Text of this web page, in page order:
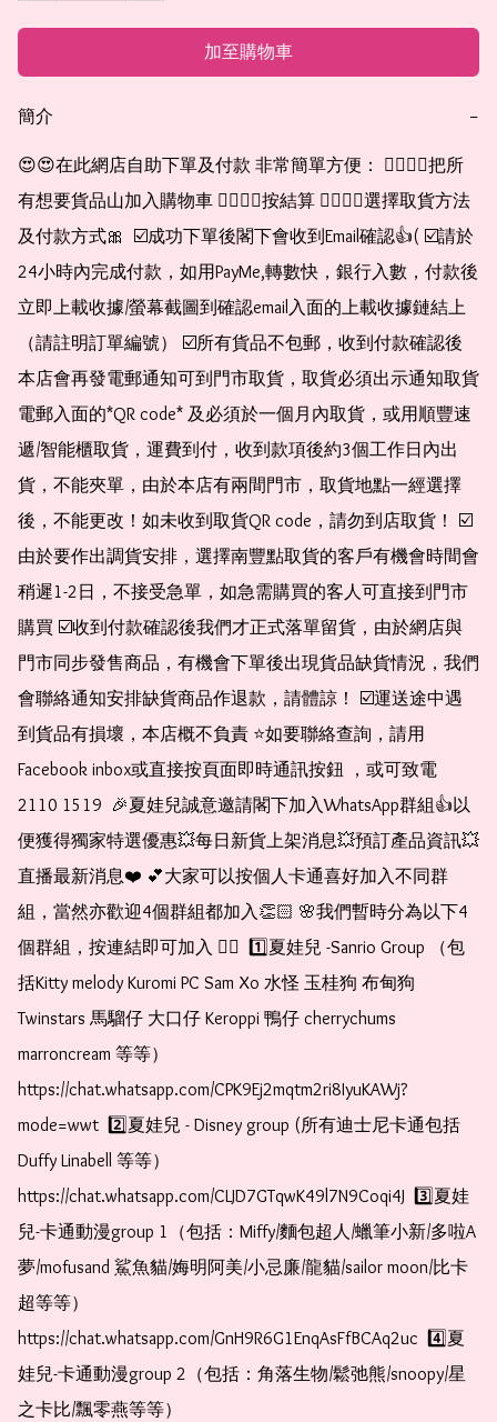
加至購物車
簡介 −
😍😍在此網店自助下單及付款 非常簡單方便： 👉🏻👉🏻把所
有想要貨品山加入購物車 👉🏻👉🏻按結算 👉🏻👉🏻選擇取貨方法
及付款方式🎀  ☑️成功下單後閣下會收到Email確認👍( ☑️請於
24小時內完成付款，如用PayMe,轉數快，銀行入數，付款後
立即上載收據/螢幕截圖到確認email入面的上載收據鏈結上
（請註明訂單編號） ☑️所有貨品不包郵，收到付款確認後
本店會再發電郵通知可到門市取貨，取貨必須出示通知取貨
電郵入面的*QR code* 及必須於一個月內取貨，或用順豐速
遞/智能櫃取貨，運費到付，收到款項後約3個工作日內出
貨，不能夾單，由於本店有兩間門市，取貨地點一經選擇
後，不能更改！如未收到取貨QR code，請勿到店取貨！ ☑️
由於要作出調貨安排，選擇南豐點取貨的客戶有機會時間會
稍遲1-2日，不接受急單，如急需購買的客人可直接到門市
購買 ☑️收到付款確認後我們才正式落單留貨，由於網店與
門市同步發售商品，有機會下單後出現貨品缺貨情況，我們
會聯絡通知安排缺貨商品作退款，請體諒！ ☑️運送途中遇
到貨品有損壞，本店概不負責 ⭐️如要聯絡查詢，請用
Facebook inbox或直接按頁面即時通訊按鈕 ，或可致電
2110 1519  🎉夏娃兒誠意邀請閣下加入WhatsApp群組👍以
便獲得獨家特選優惠💥每日新貨上架消息💥預訂產品資訊💥
直播最新消息❤️ 💕大家可以按個人卡通喜好加入不同群
組，當然亦歡迎4個群組都加入👏🏻 🌸我們暫時分為以下4
個群組，按連結即可加入 👇🏻  1️⃣夏娃兒 -Sanrio Group （包
括Kitty melody Kuromi PC Sam Xo 水怪 玉桂狗 布甸狗
Twinstars 馬騮仔 大口仔 Keroppi 鴨仔 cherrychums
marroncream 等等）
https://chat.whatsapp.com/CPK9Ej2mqtm2ri8IyuKAWj?
mode=wwt  2️⃣夏娃兒 - Disney group (所有迪士尼卡通包括
Duffy Linabell 等等）
https://chat.whatsapp.com/CLJD7GTqwK49l7N9Coqi4J  3️⃣夏娃
兒-卡通動漫group 1（包括：Miffy/麵包超人/蠟筆小新/多啦A
夢/mofusand 鯊魚貓/娒明阿美/小忌廉/龍貓/sailor moon/比卡
超等等）
https://chat.whatsapp.com/GnH9R6G1EnqAsFfBCAq2uc  4️⃣夏
娃兒-卡通動漫group 2（包括：角落生物/鬆弛熊/snoopy/星
之卡比/飄零燕等等）